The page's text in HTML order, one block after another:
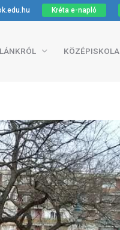
Kréta e-napló
KÖZÉPISKOLA